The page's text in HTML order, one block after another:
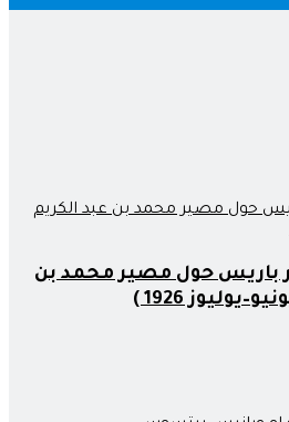
باريس حول مصير محمد بن
1926 )